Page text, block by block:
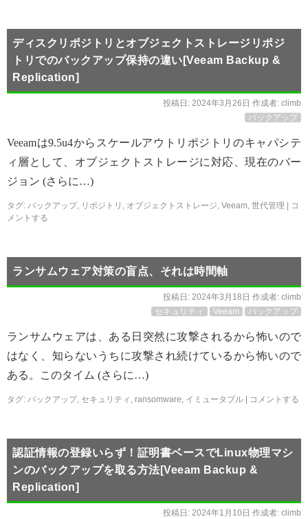
ディスクリポジトリとオブジェクトストレージリポジ
トリでのバックアップ保持の違い[Veeam Backup &
Replication]
投稿日: 2024年3月26日 作成者: climb
バックアップ
Veeamは9.5u4からスケールアウトリポジトリのキャパシテ
ィ層として、オブジェクトストレージに対応、現在のバー
ジョン (さらに…)
タグ: バックアップ, リポジトリ , オブジェクトストレージ, Veeam, 世代管理
コ
メントする
ランサムウェア対策の盲点、それは時間軸
投稿日: 2024年3月18日 作成者: climb
セキュリティ
Veeam バックアップ
ランサムウェアは、ある日突然に攻撃されるから怖いので
はなく、知らないうちに攻撃され続けているから怖いので
ある。このタイム (さらに…)
タグ: バックアップ, セキュリティ , ransomware, イミュータブル コメントする
認証情報の登録いらず！証明書ベースでLinux物理マシ
ンのバックアップを取る方法[Veeam Backup &
Replication]
投稿日: 2024年1月10日 作成者: climb